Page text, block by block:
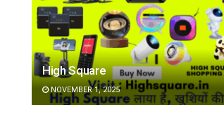
High Square
NOVEMBER 1, 2025